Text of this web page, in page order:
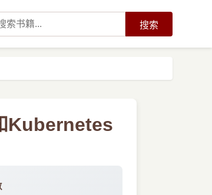
搜索
Kubernetes